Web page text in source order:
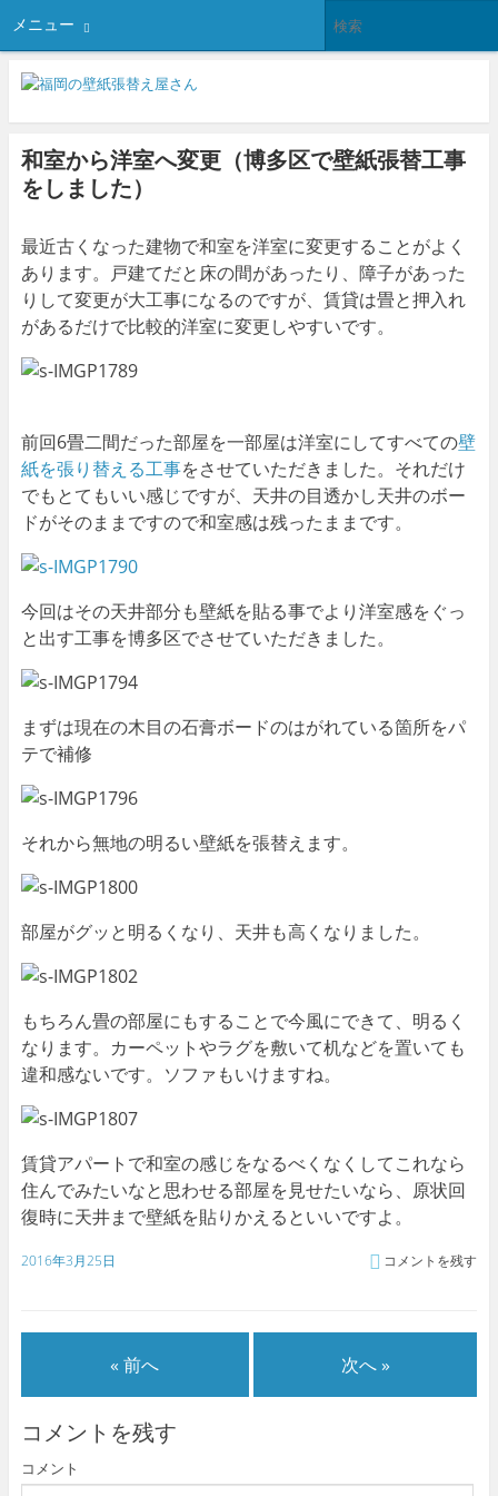
メニュー
和室から洋室へ変更（博多区で壁紙張替工事
をしました）
最近古くなった建物で和室を洋室に変更することがよく
あります。戸建てだと床の間があったり、障子があった
りして変更が大工事になるのですが、賃貸は畳と押入れ
があるだけで比較的洋室に変更しやすいです。
前回6畳二間だった部屋を一部屋は洋室にしてすべての壁
紙を張り替える工事をさせていただきました。それだけ
でもとてもいい感じですが、天井の目透かし天井のボー
ドがそのままですので和室感は残ったままです。
今回はその天井部分も壁紙を貼る事でより洋室感をぐっ
と出す工事を博多区でさせていただきました。
まずは現在の木目の石膏ボードのはがれている箇所をパ
テで補修
それから無地の明るい壁紙を張替えます。
部屋がグッと明るくなり、天井も高くなりました。
もちろん畳の部屋にもすることで今風にできて、明るく
なります。カーペットやラグを敷いて机などを置いても
違和感ないです。ソファもいけますね。
賃貸アパートで和室の感じをなるべくなくしてこれなら
住んでみたいなと思わせる部屋を見せたいなら、原状回
復時に天井まで壁紙を貼りかえるといいですよ。
2016年3月25日 コメントを残す
« 前へ 次へ »
コメントを残す
コメント